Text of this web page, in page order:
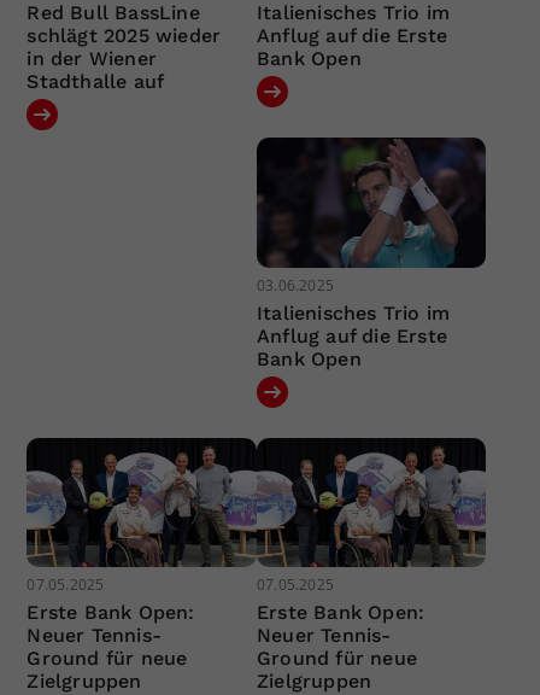
Red Bull BassLine
schlägt 2025 wieder
in der Wiener
Stadthalle auf
Italienisches Trio im
Anflug auf die Erste
Bank Open
03.06.2025
Italienisches Trio im
Anflug auf die Erste
Bank Open
07.05.2025
Erste Bank Open:
Neuer Tennis-
Ground für neue
Zielgruppen
07.05.2025
Erste Bank Open:
Neuer Tennis-
Ground für neue
Zielgruppen